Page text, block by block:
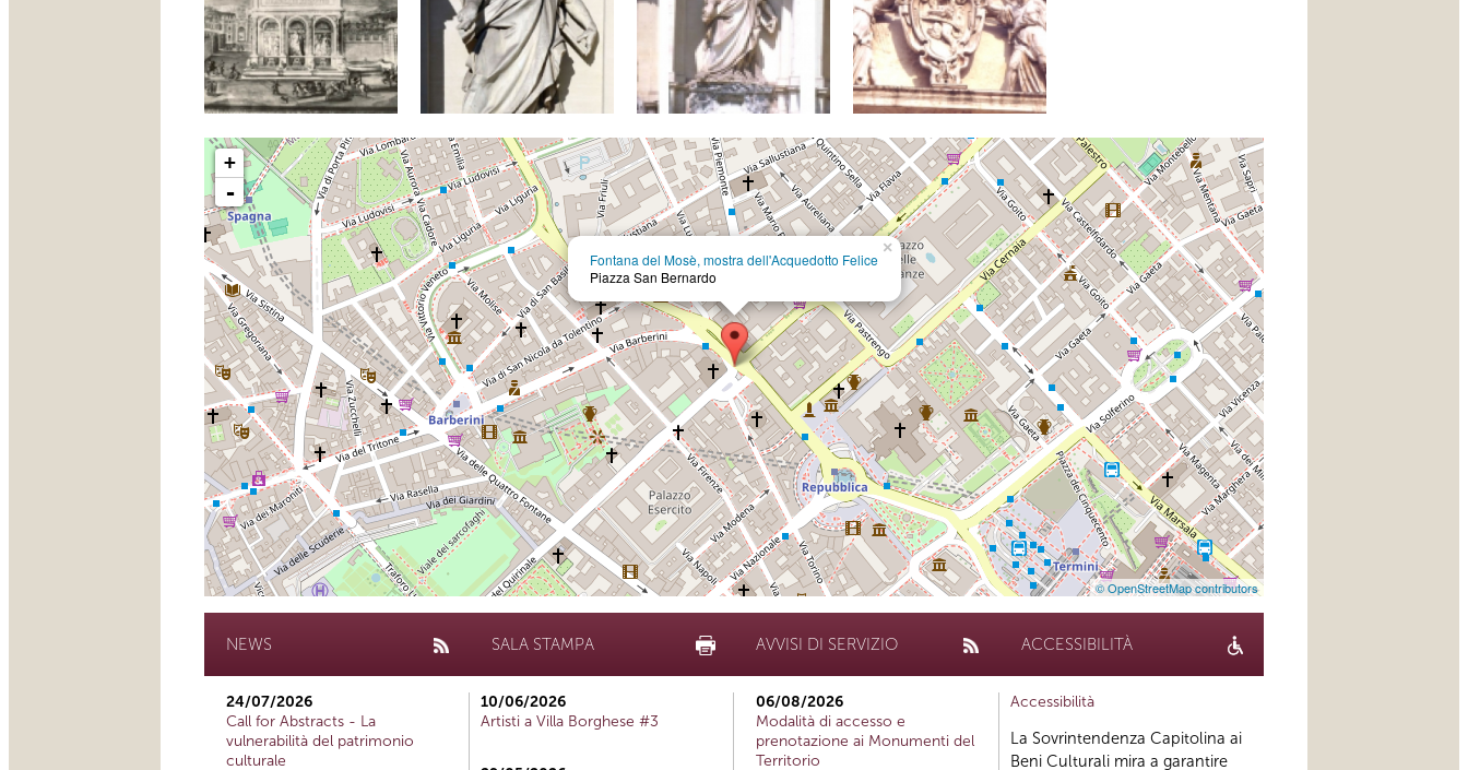
×
Fontana del Mosè, mostra dell'Acquedotto Felice
Piazza San Bernardo
+
-
© OpenStreetMap contributors
NEWS
24/07/2026
Call for Abstracts - La
vulnerabilità del patrimonio
culturale
SALA STAMPA
10/06/2026
Artisti a Villa Borghese #3
AVVISI DI SERVIZIO
06/08/2026
Modalità di accesso e
prenotazione ai Monumenti del
Territorio
ACCESSIBILITÀ
Accessibilità
La Sovrintendenza Capitolina ai
Beni Culturali mira a garantire